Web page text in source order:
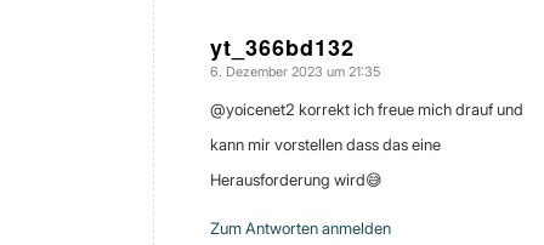
yt_366bd132
sagte:
6. Dezember 2023 um 21:35
@yoicenet2 korrekt ich freue mich drauf und
kann mir vorstellen dass das eine
Herausforderung wird😅
Zum Antworten anmelden